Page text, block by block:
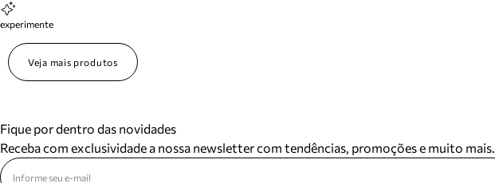
experimente
Veja mais produtos
Fique por dentro das novidades
Receba com exclusividade a nossa newsletter com tendências, promoções e muito mais.